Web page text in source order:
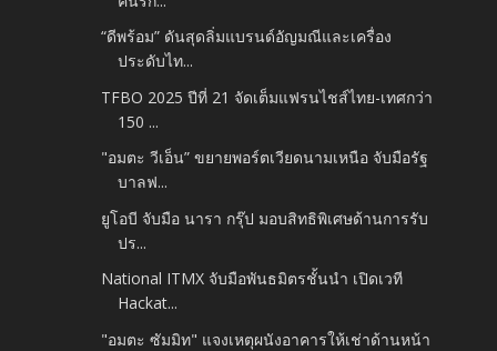
“ดีพร้อม” ดันสุดลิ่มแบรนด์อัญมณีและเครื่อง
ประดับไท...
TFBO 2025 ปีที่ 21 จัดเต็มแฟรนไชส์ไทย-เทศกว่า
150 ...
"อมตะ วีเอ็น” ขยายพอร์ตเวียดนามเหนือ จับมือรัฐ
บาลฟ...
ยูโอบี จับมือ นารา กรุ๊ป มอบสิทธิพิเศษด้านการรับ
ปร...
National ITMX จับมือพันธมิตรชั้นนำ เปิดเวที
Hackat...
"อมตะ ซัมมิท" แจงเหตุผนังอาคารให้เช่าด้านหน้า